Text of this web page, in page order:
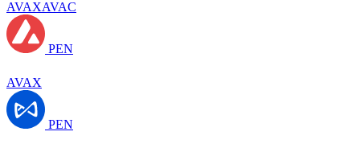
AVAXAVAC
PEN
AVAX
PEN